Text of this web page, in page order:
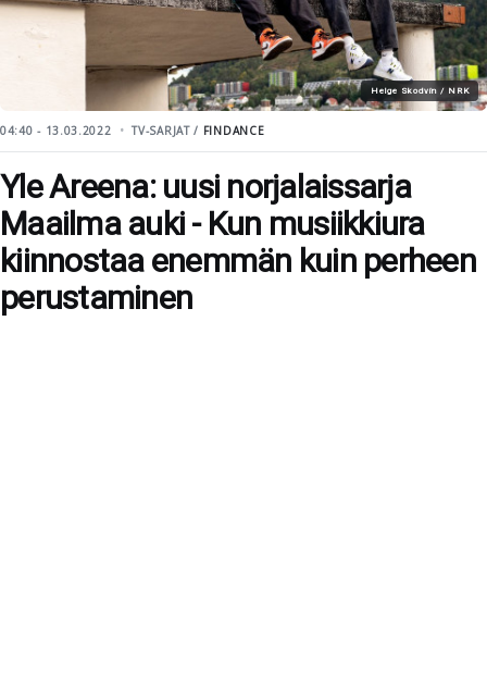
Helge Skodvin / NRK
04:40 - 13.03.2022 TV-SARJAT / FINDANCE
Yle Areena: uusi norjalaissarja
Maailma auki - Kun musiikkiura
kiinnostaa enemmän kuin perheen
perustaminen